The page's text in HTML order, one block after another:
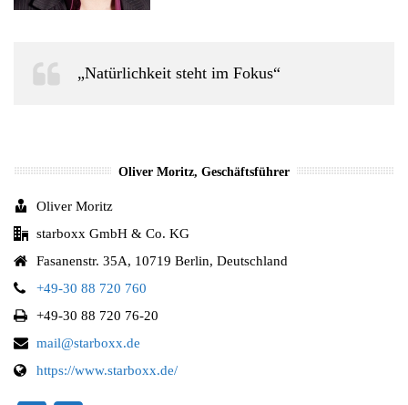
„Natürlichkeit steht im Fokus“
Oliver Moritz, Geschäftsführer
Oliver Moritz
starboxx GmbH & Co. KG
Fasanenstr. 35A, 10719 Berlin, Deutschland
+49-30 88 720 760
+49-30 88 720 76-20
mail@starboxx.de
https://www.starboxx.de/